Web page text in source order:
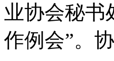
业协会秘书
作例会”。